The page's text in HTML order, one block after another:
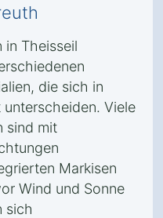
in Theisseil
die sich in
Viele
sind mit
Markisen
Wind und Sonne
sich